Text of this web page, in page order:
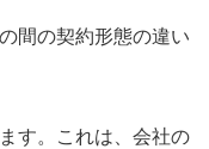
間の契約形態の違い
す。これは、会社の